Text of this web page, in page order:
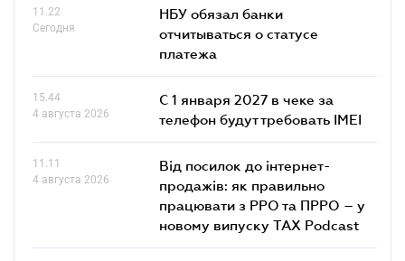
11.22
Сегодня
НБУ обязал банки
отчитываться о статусе
платежа
15.44
4 августа 2026
С 1 января 2027 в чеке за
телефон будут требовать IMEI
11.11
4 августа 2026
Від посилок до інтернет-
продажів: як правильно
працювати з РРО та ПРРО – у
новому випуску TAX Podcast